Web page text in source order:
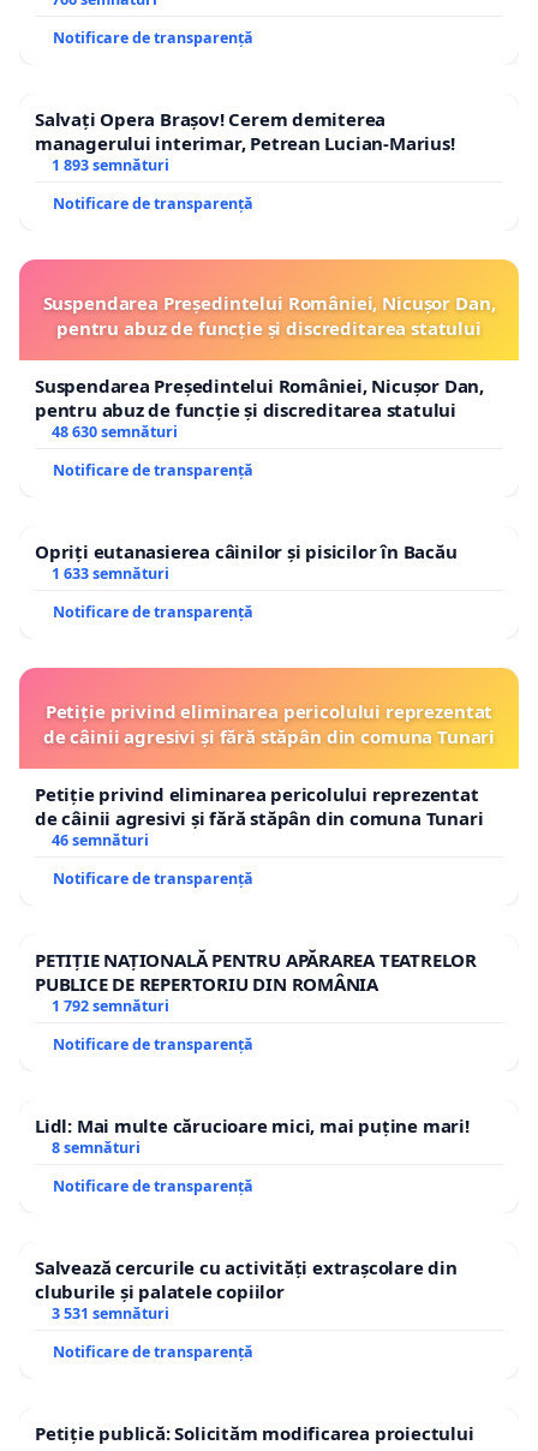
Notificare de transparență
Salvați Opera Brașov! Cerem demiterea
managerului interimar, Petrean Lucian-Marius!
1 893 semnături
Notificare de transparență
Suspendarea Președintelui României, Nicușor Dan,
pentru abuz de funcție și discreditarea statului
Suspendarea Președintelui României, Nicușor Dan,
pentru abuz de funcție și discreditarea statului
48 630 semnături
Notificare de transparență
Opriți eutanasierea câinilor și pisicilor în Bacău
1 633 semnături
Notificare de transparență
Petiție privind eliminarea pericolului reprezentat
de câinii agresivi și fără stăpân din comuna Tunari
Petiție privind eliminarea pericolului reprezentat
de câinii agresivi și fără stăpân din comuna Tunari
46 semnături
Notificare de transparență
PETIȚIE NAȚIONALĂ PENTRU APĂRAREA TEATRELOR
PUBLICE DE REPERTORIU DIN ROMÂNIA
1 792 semnături
Notificare de transparență
Lidl: Mai multe cărucioare mici, mai puține mari!
8 semnături
Notificare de transparență
Salvează cercurile cu activități extrașcolare din
cluburile și palatele copiilor
3 531 semnături
Notificare de transparență
Petiție publică: Solicităm modificarea proiectului